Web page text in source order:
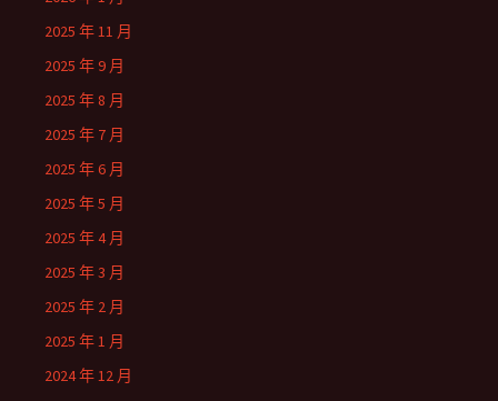
2025 年 11 月
2025 年 9 月
2025 年 8 月
2025 年 7 月
2025 年 6 月
2025 年 5 月
2025 年 4 月
2025 年 3 月
2025 年 2 月
2025 年 1 月
2024 年 12 月